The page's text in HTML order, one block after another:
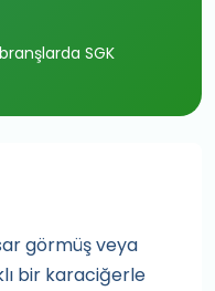
SGK
görmüş veya
bir karaciğerle